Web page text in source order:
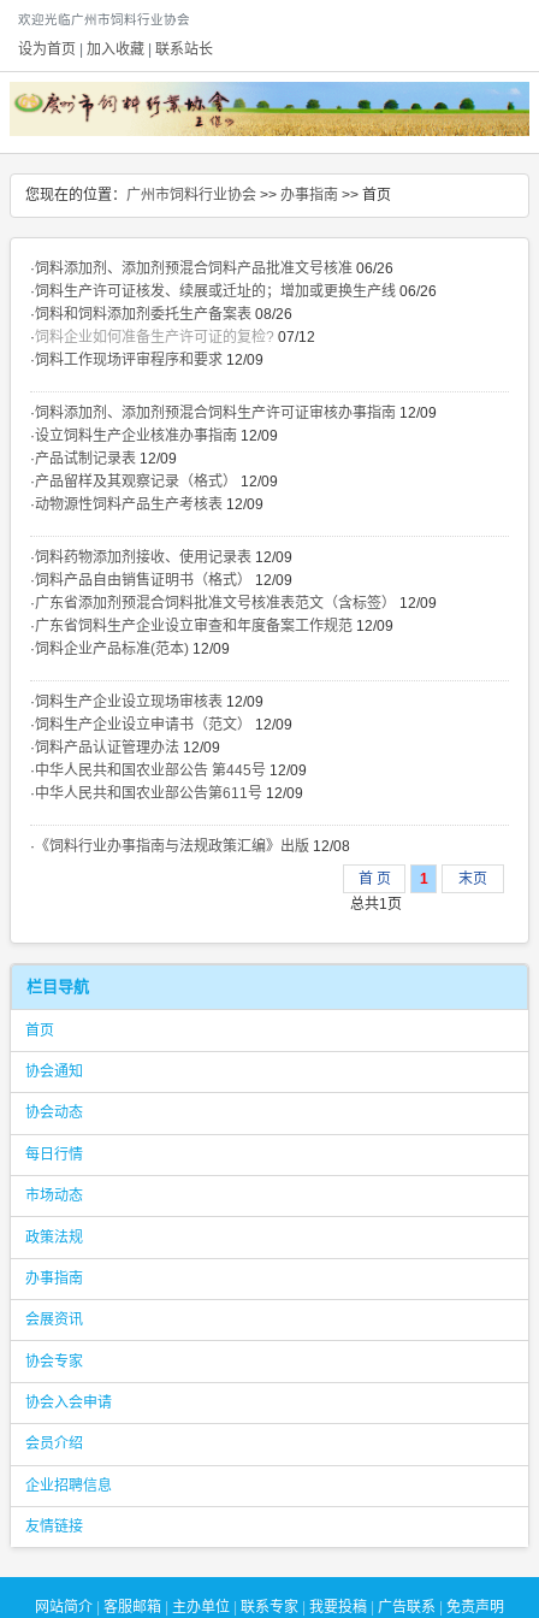
欢迎光临广州市饲料行业协会
设为首页 加入收藏 联系站长
您现在的位置： 广州市饲料行业协会 >> 办事指南 >> 首页
·饲料添加剂、添加剂预混合饲料产品批准文号核准 06/26
·饲料生产许可证核发、续展或迁址的；增加或更换生产线 06/26
·饲料和饲料添加剂委托生产备案表 08/26
·饲料企业如何准备生产许可证的复检? 07/12
·饲料工作现场评审程序和要求 12/09
·饲料添加剂、添加剂预混合饲料生产许可证审核办事指南 12/09
·设立饲料生产企业核准办事指南 12/09
·产品试制记录表 12/09
·产品留样及其观察记录（格式）
12/09
·动物源性饲料产品生产考核表 12/09
·饲料药物添加剂接收、使用记录表 12/09
·饲料产品自由销售证明书（格式）
12/09
·广东省添加剂预混合饲料批准文号核准表范文（含标签）
12/09
·广东省饲料生产企业设立审查和年度备案工作规范 12/09
·饲料企业产品标准(范本) 12/09
·饲料生产企业设立现场审核表 12/09
·饲料生产企业设立申请书（范文）
12/09
·饲料产品认证管理办法 12/09
·中华人民共和国农业部公告 第445号 12/09
·中华人民共和国农业部公告第611号 12/09
· 《饲料行业办事指南与法规政策汇编》出版 12/08
首 页
1
末页
总共1页
栏目导航
首页
协会通知
协会动态
每日行情
市场动态
政策法规
办事指南
会展资讯
协会专家
协会入会申请
会员介绍
企业招聘信息
友情链接
网站简介 客服邮箱 主办单位 联系专家 我要投稿 广告联系 免责声明